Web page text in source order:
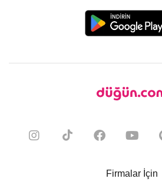
Firmalar İçin